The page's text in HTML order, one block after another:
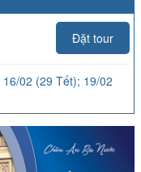
Đặt tour
16/02 (29 Tết); 19/02